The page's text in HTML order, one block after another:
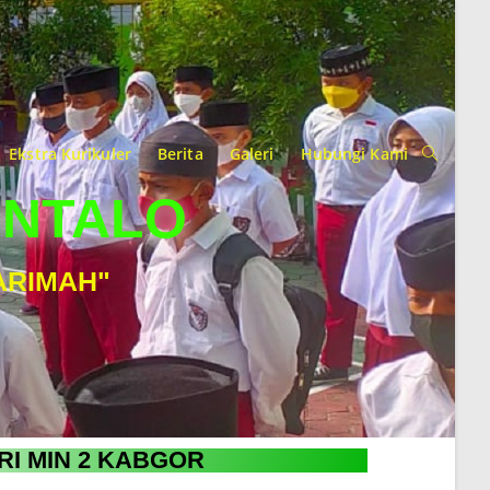
Ekstra Kurikuler Berita Galeri Hubungi Kami
MIN 2 KABGOR